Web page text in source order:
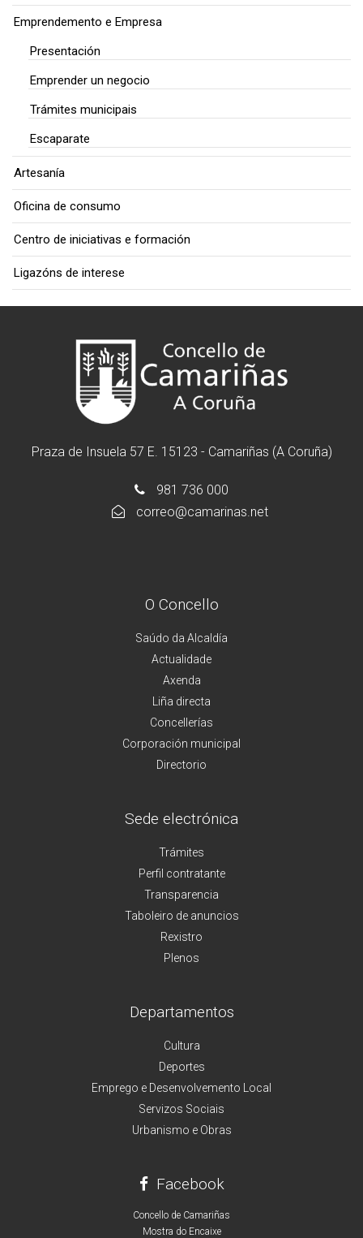
Emprendemento e Empresa
Presentación
Emprender un negocio
Trámites municipais
Escaparate
Artesanía
Oficina de consumo
Centro de iniciativas e formación
Ligazóns de interese
Praza de Insuela 57 E. 15123 - Camariñas (A Coruña)
981 736 000
correo@camarinas.net
O Concello
Saúdo da Alcaldía
Actualidade
Axenda
Liña directa
Concellerías
Corporación municipal
Directorio
Sede electrónica
Trámites
Perfil contratante
Transparencia
Taboleiro de anuncios
Rexistro
Plenos
Departamentos
Cultura
Deportes
Emprego e Desenvolvemento Local
Servizos Sociais
Urbanismo e Obras
Facebook
Concello de Camariñas
Mostra do Encaixe